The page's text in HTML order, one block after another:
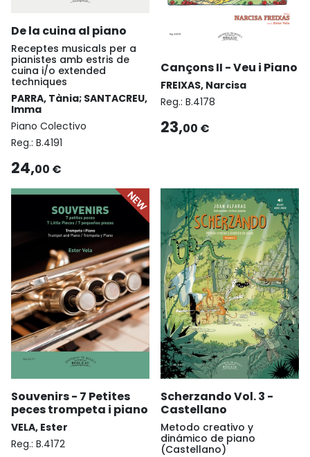
De la cuina al piano
Receptes musicals per a
pianistes amb estris de
cuina i/o extended
techniques
PARRA, Tània; SANTACREU,
Imma
Piano Colectivo
Reg.: B.4191
24,00 €
Cançons II - Veu i Piano
FREIXAS, Narcisa
Reg.: B.4178
23,00 €
Souvenirs - 7 Petites
peces trompeta i piano
VELA, Ester
Reg.: B.4172
Scherzando Vol. 3 -
Castellano
Metodo creativo y
dinámico de piano
(Castellano)